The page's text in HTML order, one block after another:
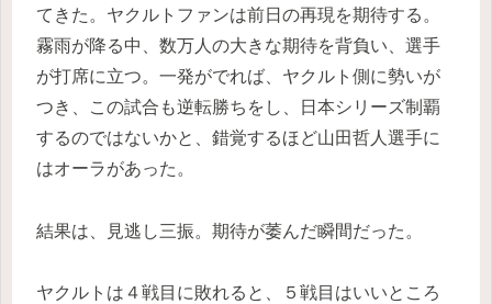
てきた。ヤクルトファンは前日の再現を期待する。
霧雨が降る中、数万人の大きな期待を背負い、選手
が打席に立つ。一発がでれば、ヤクルト側に勢いが
つき、この試合も逆転勝ちをし、日本シリーズ制覇
するのではないかと、錯覚するほど山田哲人選手に
はオーラがあった。
結果は、見逃し三振。期待が萎んだ瞬間だった。
ヤクルトは４戦目に敗れると、５戦目はいいところ